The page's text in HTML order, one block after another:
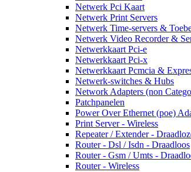
Netwerk Pci Kaart
Netwerk Print Servers
Netwerk Time-servers &
Netwerk Video Recorder &
Netwerkkaart Pci-e
Netwerkkaart Pci-x
Netwerkkaart Pcmcia &
Netwerk-switches & Hubs
Network Adapters (non
Patchpanelen
Power Over Ethernet (poe)
Print Server - Wireless
Repeater / Extender -
Router - Dsl / Isdn - Draadloos
Router - Gsm / Umts -
Router - Wireless